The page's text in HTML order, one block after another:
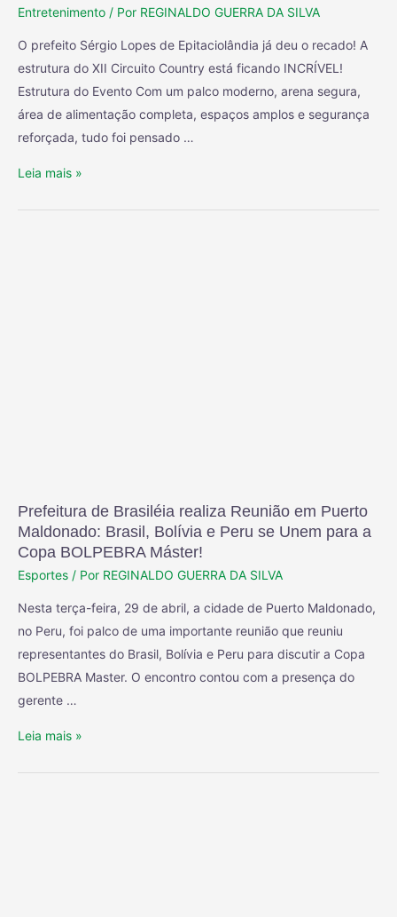
Entretenimento / Por REGINALDO GUERRA DA SILVA
O prefeito Sérgio Lopes de Epitaciolândia já deu o recado! A
estrutura do XII Circuito Country está ficando INCRÍVEL!
Estrutura do Evento Com um palco moderno, arena segura,
área de alimentação completa, espaços amplos e segurança
reforçada, tudo foi pensado …
Leia mais »
Prefeitura de Brasiléia realiza Reunião em Puerto
Maldonado: Brasil, Bolívia e Peru se Unem para a
Copa BOLPEBRA Máster!
Esportes / Por REGINALDO GUERRA DA SILVA
Nesta terça-feira, 29 de abril, a cidade de Puerto Maldonado,
no Peru, foi palco de uma importante reunião que reuniu
representantes do Brasil, Bolívia e Peru para discutir a Copa
BOLPEBRA Master. O encontro contou com a presença do
gerente …
Leia mais »